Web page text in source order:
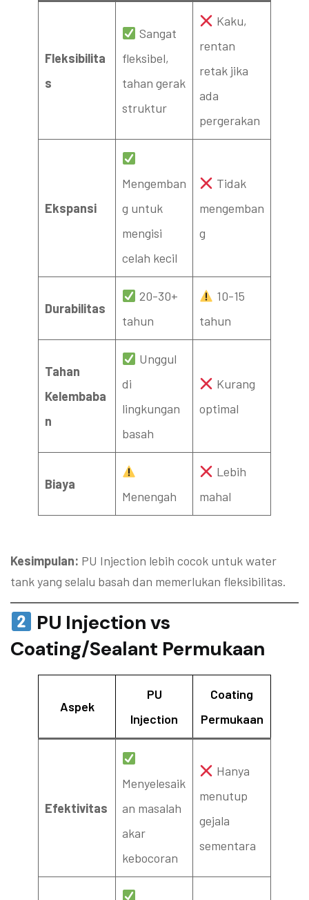
Fleksibilita
s
Sangat
fleksibel,
tahan gerak
struktur
Kaku,
rentan
retak jika
ada
pergerakan
Ekspansi
Mengemban
g untuk
mengisi
celah kecil
Tidak
mengemban
g
Durabilitas
20-30+
tahun
10-15
tahun
Tahan
Kelembaba
n
Unggul
di
lingkungan
basah
Kurang
optimal
Biaya
Menengah
Lebih
mahal
Kesimpulan: PU Injection lebih cocok untuk water
tank yang selalu basah dan memerlukan fleksibilitas.
PU Injection vs
Coating/Sealant Permukaan
Aspek
PU
Injection
Coating
Permukaan
Efektivitas
Menyelesaik
an masalah
akar
kebocoran
Hanya
menutup
gejala
sementara